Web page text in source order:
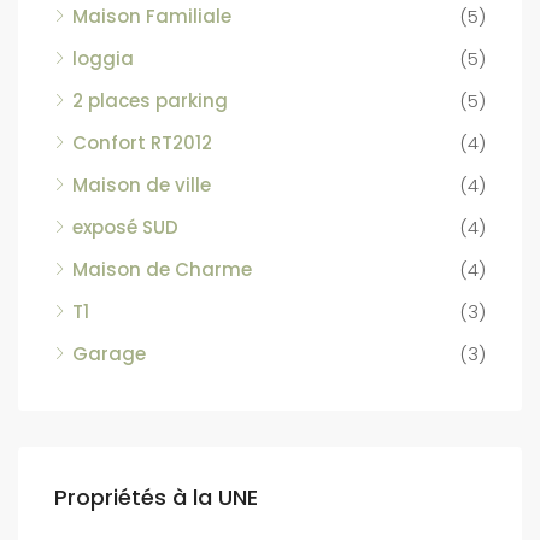
Maison Familiale
(5)
loggia
(5)
2 places parking
(5)
Confort RT2012
(4)
Maison de ville
(4)
exposé SUD
(4)
Maison de Charme
(4)
T1
(3)
Garage
(3)
Propriétés à la UNE